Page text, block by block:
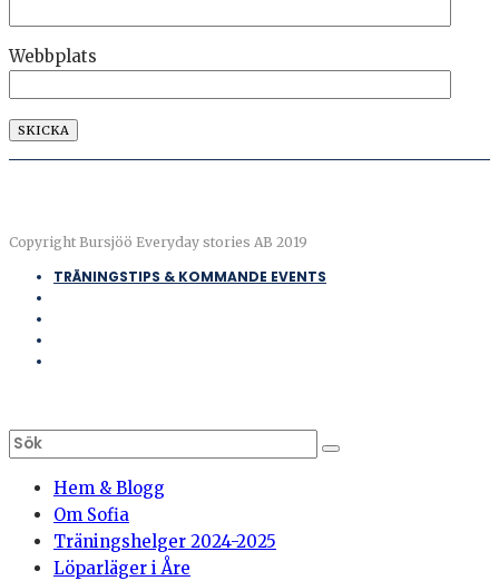
Webbplats
Copyright Bursjöö Everyday stories AB 2019
TRÄNINGSTIPS & KOMMANDE EVENTS
Hem & Blogg
Om Sofia
Träningshelger 2024-2025
Löparläger i Åre